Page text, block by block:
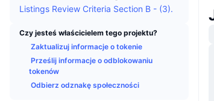
Listings Review Criteria Section B - (3).
Czy jesteś właścicielem tego projektu?
Zaktualizuj informacje o tokenie
Prześlij informacje o odblokowaniu
tokenów
Odbierz odznakę społeczności